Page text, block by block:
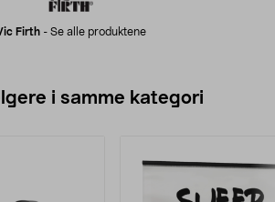
Firth- Se alle produktene
i samme kategori